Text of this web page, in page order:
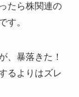
たら株関連の
す。
、暴落きた！
るよりはズレ